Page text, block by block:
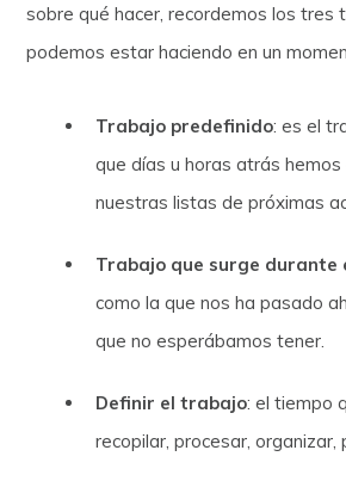
sobre qué hacer, recordemos los tres
podemos estar haciendo en un
Trabajo predefinido: es el
que días u horas atrás hemos
nuestras listas de próximas
Trabajo que surge durante
como la que nos ha pasado
que no esperábamos tener.
Definir el trabajo: el tiempo
recopilar, procesar, organizar,